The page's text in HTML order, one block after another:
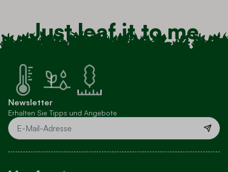
Just leaf it to me
Newsletter
Erhalten Sie Tipps und Angebote